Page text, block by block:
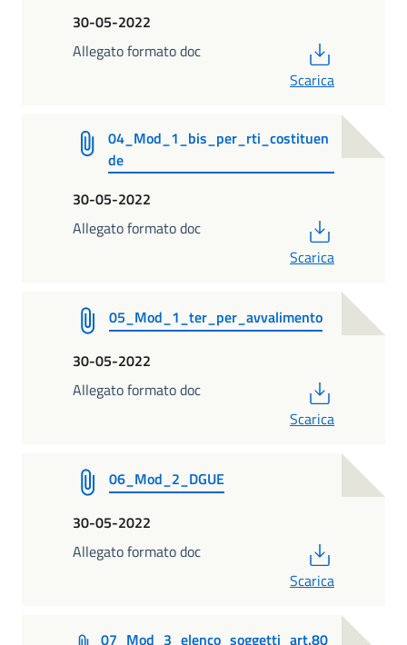
30-05-2022
Allegato formato doc
Scarica
04_Mod_1_bis_per_rti_costituen
de
30-05-2022
Allegato formato doc
Scarica
05_Mod_1_ter_per_avvalimento
30-05-2022
Allegato formato doc
Scarica
06_Mod_2_DGUE
30-05-2022
Allegato formato doc
Scarica
07_Mod_3_elenco_soggetti_art.80